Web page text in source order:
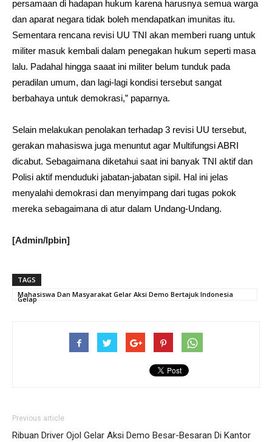
persamaan di hadapan hukum karena harusnya semua warga
dan aparat negara tidak boleh mendapatkan imunitas itu.
Sementara rencana revisi UU TNI akan memberi ruang untuk
militer masuk kembali dalam penegakan hukum seperti masa
lalu. Padahal hingga saaat ini militer belum tunduk pada
peradilan umum, dan lagi-lagi kondisi tersebut sangat
berbahaya untuk demokrasi,” paparnya.
Selain melakukan penolakan terhadap 3 revisi UU tersebut,
gerakan mahasiswa juga menuntut agar Multifungsi ABRI
dicabut. Sebagaimana diketahui saat ini banyak TNI aktif dan
Polisi aktif menduduki jabatan-jabatan sipil. Hal ini jelas
menyalahi demokrasi dan menyimpang dari tugas pokok
mereka sebagaimana di atur dalam Undang-Undang.
[Admin/lpbin]
TAGS
Mahasiswa Dan Masyarakat Gelar Aksi Demo Bertajuk Indonesia
Gelap
Previous article
Ribuan Driver Ojol Gelar Aksi Demo Besar-Besaran Di Kantor